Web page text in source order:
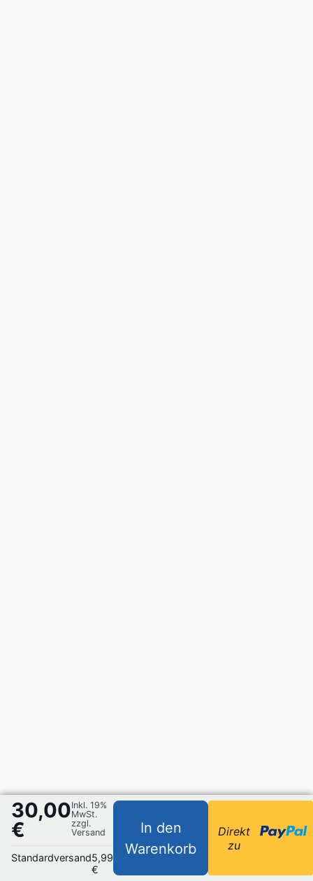
30,00
€
Inkl. 19%
MwSt.
zzgl.
Versand
Standardversand5,99
€
In den
Warenkorb
Direkt
zu